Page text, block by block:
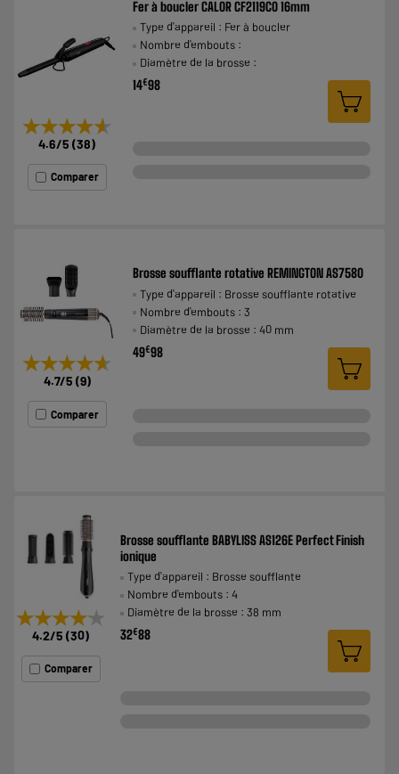
★★★★★
★★★★★
4.6/5 (38)
Comparer
Fer à boucler CALOR CF2119C0 16mm
Type d'appareil : Fer à boucler
Nombre d'embouts :
Diamètre de la brosse :
14€98
★★★★★
★★★★★
4.7/5 (9)
Comparer
Brosse soufflante rotative REMINGTON AS7580
Type d'appareil : Brosse soufflante rotative
Nombre d'embouts : 3
Diamètre de la brosse : 40 mm
49€98
★★★★★
★★★★★
4.2/5 (30)
Comparer
Brosse soufflante BABYLISS AS126E Perfect Finish
ionique
Type d'appareil : Brosse soufflante
Nombre d'embouts : 4
Diamètre de la brosse : 38 mm
32€88